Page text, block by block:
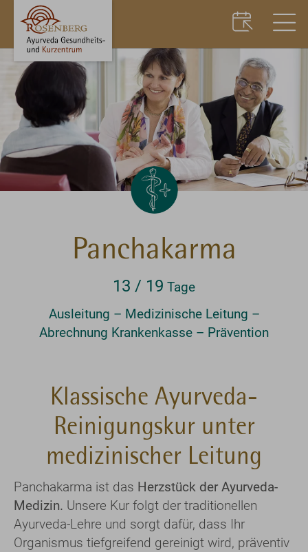
Panchakarma
13 / 19 Tage
Ausleitung – Medizinische Leitung –
Abrechnung Krankenkasse – Prävention
Klassische Ayurveda-
Reinigungskur unter
medizinischer Leitung
Panchakarma ist das Herzstück der Ayurveda-
Medizin. Unsere Kur folgt der traditionellen
Ayurveda-Lehre und sorgt dafür, dass Ihr
Organismus tiefgreifend gereinigt wird, präventiv